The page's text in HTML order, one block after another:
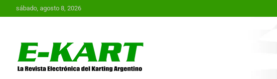
al
sábado, agosto 8, 2026